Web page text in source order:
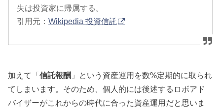
失は投資家に帰属する。
引用元：Wikipedia 投資信託
加えて「信託報酬 」という資産運用を数%定期的に取られ
てしまいます。そのため、個人的には後述するロボアド
バイザーがこれからの時代に合った資産運用だと思いま